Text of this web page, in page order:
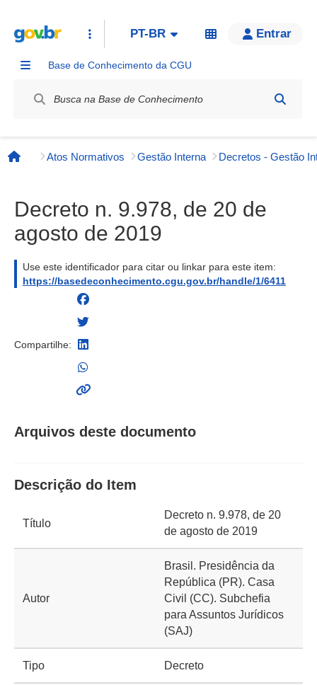
PT-BR Entrar
Base de Conhecimento da CGU
Página inicial
Atos Normativos Gestão Interna Decretos - Gestão
Decreto n. 9.978, de 20 de
agosto de 2019
Use este identificador para citar ou linkar para este item:
https://basedeconhecimento.cgu.gov.br/handle/1/6411
Compartilhe:
Arquivos deste documento
Descrição do Item
Título
Decreto n. 9.978, de 20
de agosto de 2019
Autor
Brasil. Presidência da
República (PR). Casa
Civil (CC). Subchefia
para Assuntos Jurídicos
(SAJ)
Tipo Decreto